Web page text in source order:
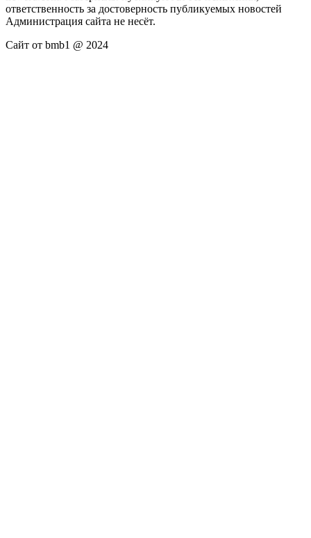
ответственность за достоверность публикуемых новостей
Администрация сайта не несёт.
Сайт от bmb1 @ 2024